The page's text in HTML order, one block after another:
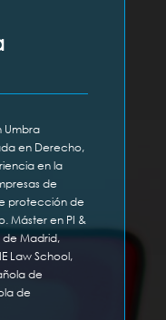
Umbra
en Derecho,
en la
de
protección de
Máster en PI &
de Madrid,
Law School,
de
de